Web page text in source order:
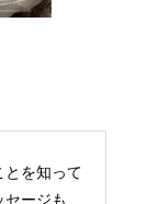
とを知って
ージもも